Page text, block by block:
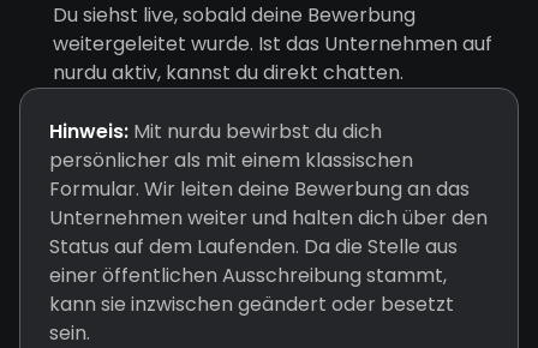
Du siehst live, sobald deine Bewerbung
weitergeleitet wurde. Ist das Unternehmen auf
nurdu aktiv, kannst du direkt chatten.
Hinweis: Mit nurdu bewirbst du dich
persönlicher als mit einem klassischen
Formular. Wir leiten deine Bewerbung an das
Unternehmen weiter und halten dich über den
Status auf dem Laufenden. Da die Stelle aus
einer öffentlichen Ausschreibung stammt,
kann sie inzwischen geändert oder besetzt
sein.